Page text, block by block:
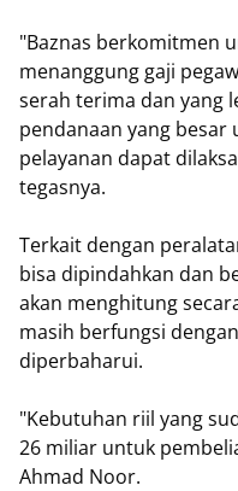
"Baznas berkomitmen
menanggung gaji
serah terima dan yang
pendanaan yang
pelayanan dapat
tegasnya.
Terkait dengan
bisa dipindahkan dan
akan menghitung
masih berfungsi
diperbaharui.
"Kebutuhan riil yang
26 miliar untuk
Ahmad Noor.